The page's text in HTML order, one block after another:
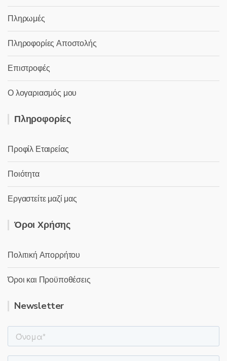
Πληρωμές
Πληροφορίες Αποστολής
Επιστροφές
Ο λογαριασμός μου
Πληροφορίες
Προφίλ Εταιρείας
Ποιότητα
Εργαστείτε μαζί μας
Όροι Χρήσης
Πολιτική Απορρήτου
Όροι και Προϋποθέσεις
Newsletter